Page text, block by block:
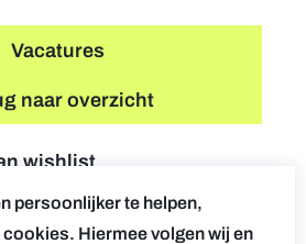
Vacatures
naar overzicht
wishlist
persoonlijker te helpen,
Hiermee volgen wij en